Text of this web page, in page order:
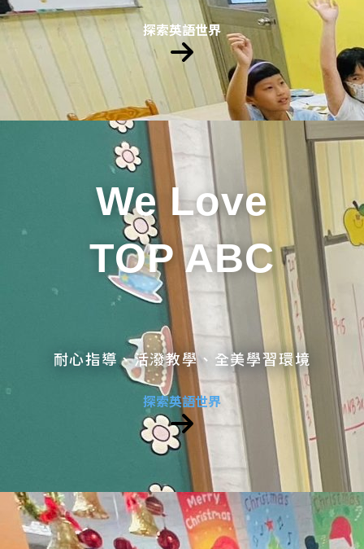
探索英語世界
We Love
TOP ABC
耐心指導、活潑教學、全美學習環境
探索英語世界